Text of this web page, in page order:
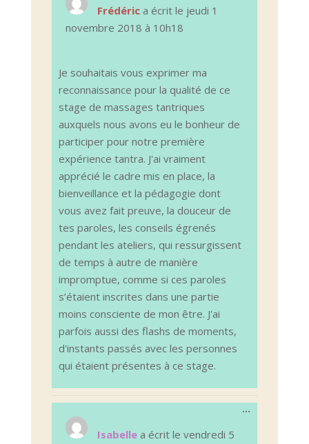
du
livre
Frédéric a écrit le jeudi 1
novembre 2018 à 10h18
Je souhaitais vous exprimer ma
reconnaissance pour la qualité de ce
stage de massages tantriques
auxquels nous avons eu le bonheur de
participer pour notre première
expérience tantra. J'ai vraiment
apprécié le cadre mis en place, la
bienveillance et la pédagogie dont
vous avez fait preuve, la douceur de
tes paroles, les conseils égrenés
pendant les ateliers, qui ressurgissent
de temps à autre de manière
impromptue, comme si ces paroles
s’étaient inscrites dans une partie
moins consciente de mon être. J'ai
parfois aussi des flashs de moments,
d'instants passés avec les personnes
qui étaient présentes à ce stage.
Isabelle a écrit le vendredi 5
...